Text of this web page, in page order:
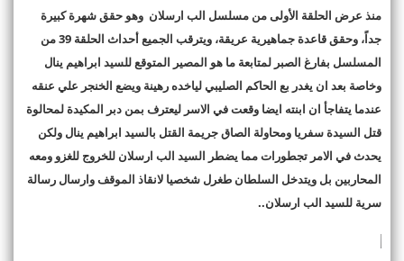
منذ عرض الحلقة الأولى من مسلسل الب ارسلان وهو حقق شهرة كبيرة
جداً، وحقق قاعدة جماهيرية عريقة، ويترقب الجميع أحداث الحلقة 39 من
المسلسل بفارغ الصبر لمتابعة ما هو المصير المتوقع للسيد ابراهيم ينال
وخاصة بعد ان يغدر بع الحاكم الصليبي لياخده رهينة ويضع الخنجر علي عنقه
عندما يتفاجأ ان ابنته ايضا وقعت في الاسر ليعترف بمن دبر المكيدة لمحالوة
قتل السيدة سفريا ومحاولة الصاق جريمة القتل بالسيد ابراهيم ينال ولكن
يحدث في الامر تجطورات مما يضطر السيد الب ارسلان للخروج للغزو ومعه
المحاربين بل ويتدخل السلطان طغرل شخصيا لانقاذ الموقف وارسال رسالة
سرية للسيد الب ارسلان..